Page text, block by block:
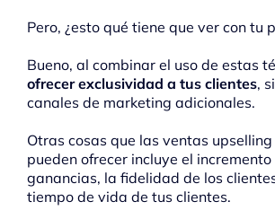
Pero, ¿esto qué tiene que ver con tu
Bueno, al combinar el uso de estas
ofrecer exclusividad a tus clientes,
canales de marketing adicionales.
Otras cosas que las ventas
pueden ofrecer incluye el incremento
ganancias, la fidelidad de los
tiempo de vida de tus clientes.